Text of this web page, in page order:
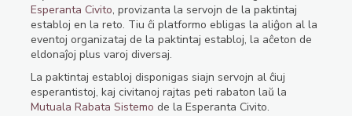
Esperanta Civito, provizanta la servojn de la paktintaj
establoj en la reto. Tiu ĉi platformo ebligas la aliĝon al la
eventoj organizataj de la paktintaj establoj, la aĉeton de
eldonaĵoj plus varoj diversaj.
La paktintaj establoj disponigas siajn servojn al ĉiuj
esperantistoj, kaj civitanoj rajtas peti rabaton laŭ la
Mutuala Rabata Sistemo de la Esperanta Civito.